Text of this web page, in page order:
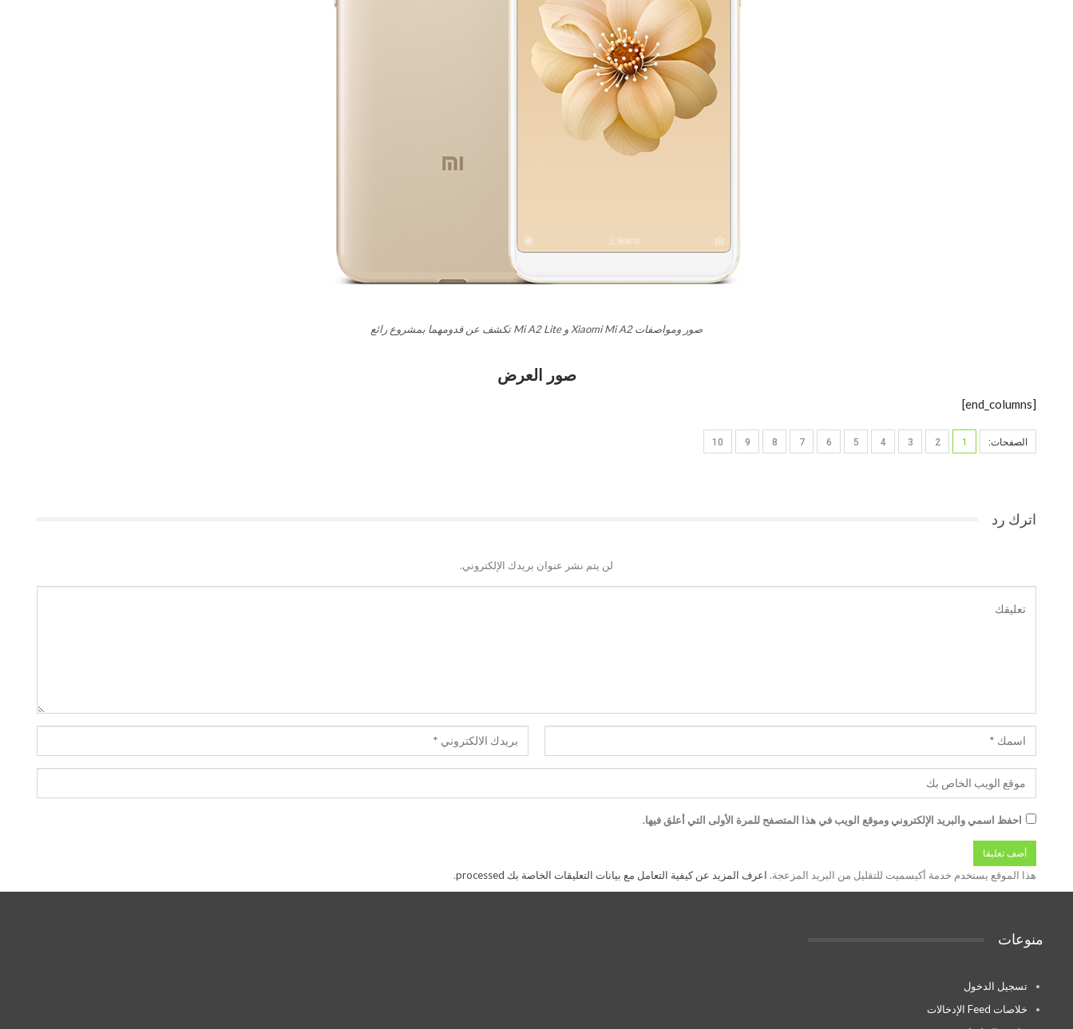
صور ومواصفات Xiaomi Mi A2 و Mi A2 Lite تكشف عن قدومهما بمشروع رائع
صور العرض
[end_columns]
الصفحات: 1
2
3
4
5
6
7
8
9
10
اترك رد
لن يتم نشر عنوان بريدك الإلكتروني.
احفظ اسمي والبريد الإلكتروني وموقع الويب في هذا المتصفح للمرة الأولى التي أعلق فيها.
هذا الموقع يستخدم خدمة أكيسميت للتقليل من البريد المزعجة. اعرف المزيد عن كيفية التعامل مع بيانات التعليقات الخاصة بك processed .
منوعات
تسجيل الدخول
خلاصات Feed الإدخالات